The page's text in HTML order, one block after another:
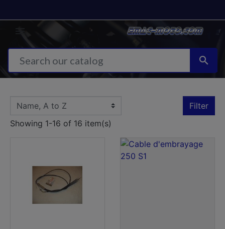

Filter
Showing 1-16 of 16 item(s)